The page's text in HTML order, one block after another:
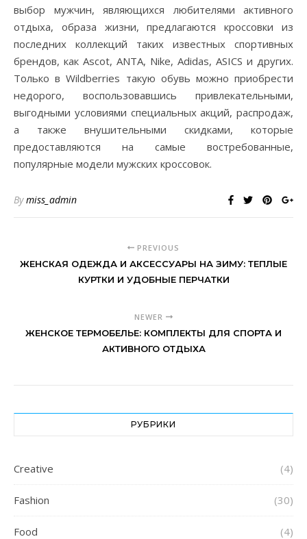
выбор мужчин, являющихся любителями активного
отдыха, образа жизни, предлагаются кроссовки из
последних коллекций таких известных спортивных
брендов, как Ascot, ANTA, Nike, Adidas, ASICS и других.
Только в Wildberries такую обувь можно приобрести
недорого, воспользовавшись привлекательными,
выгодными условиями специальных акций, распродаж,
а также внушительными скидками, которые
предоставляются на самые востребованные,
популярные модели мужских кроссовок.
Bymiss_admin
PREVIOUS
ЖЕНСКАЯ ОДЕЖДА И АКСЕССУАРЫ НА ЗИМУ: ТЕПЛЫЕ
КУРТКИ И УДОБНЫЕ ПЕРЧАТКИ
NEWER
ЖЕНСКОЕ ТЕРМОБЕЛЬЕ: КОМПЛЕКТЫ ДЛЯ СПОРТА И
АКТИВНОГО ОТДЫХА
РУБРИКИ
Creative (4)
Fashion (30)
Food (4)